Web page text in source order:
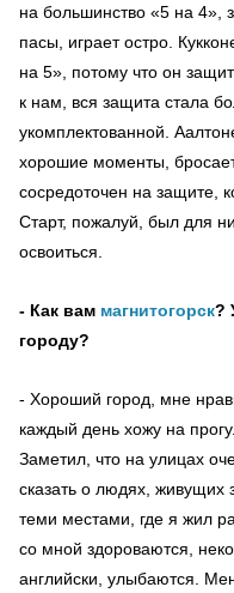
на большинство «5 на 4»,
пасы, играет остро.
на 5», потому что он
к нам, вся защита стала
укомплектованной.
хорошие моменты,
сосредоточен на защите,
Старт, пожалуй, был для
освоиться.
- Как вам магнитогорск?
городу?
- Хороший город, мне
каждый день хожу на
Заметил, что на улицах
сказать о людях, живущих
теми местами, где я жил
со мной здороваются,
английски, улыбаются.